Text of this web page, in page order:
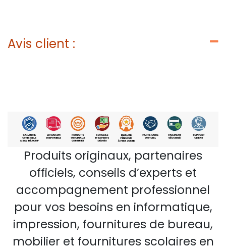
Avis client :
Produits originaux, partenaires
officiels, conseils d’experts et
accompagnement professionnel
pour vos besoins en informatique,
impression, fournitures de bureau,
mobilier et fournitures scolaires en